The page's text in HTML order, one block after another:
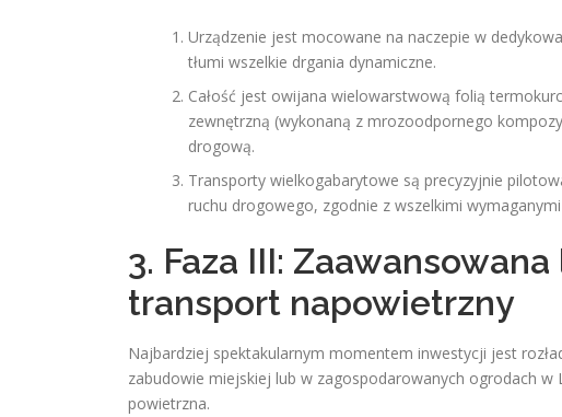
Urządzenie jest mocowane na naczepie w
tłumi wszelkie drgania dynamiczne.
Całość jest owijana wielowarstwową folią
zewnętrzną (wykonaną z mrozoodpornego
drogową.
Transporty wielkogabarytowe są precyzyjnie
ruchu drogowego, zgodnie z wszelkimi
3. Faza III:
transport napowietrzny
Najbardziej spektakularnym momentem inwestycji jest
zabudowie miejskiej lub w zagospodarowanych ogrodach
powietrzna.